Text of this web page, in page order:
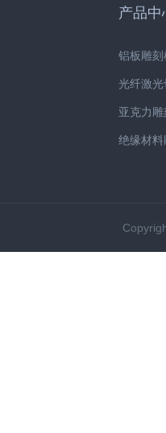
产品中
铝板雕刻
光纤激光
亚克力雕
绝缘材料